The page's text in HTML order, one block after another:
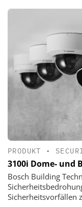
PRODUKT •
3100i Dome- und
Bosch Building
Sicherheitsvorfällen